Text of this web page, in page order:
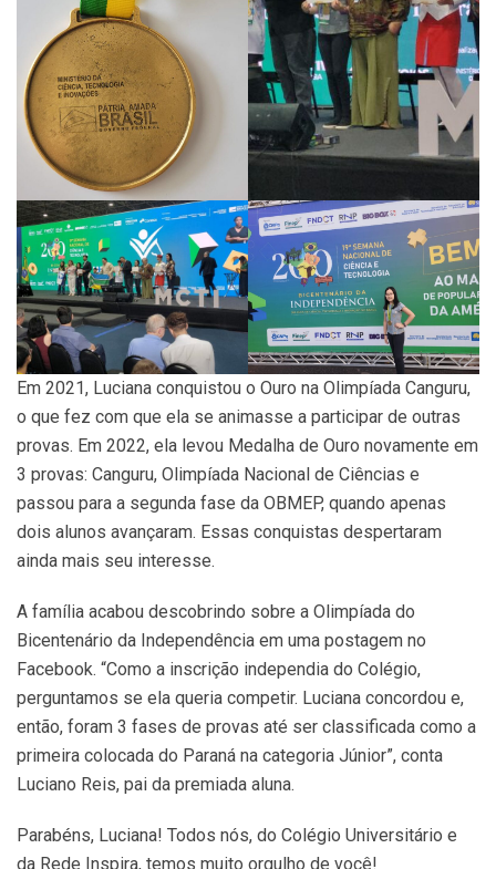
Em 2021, Luciana conquistou o Ouro na Olimpíada Canguru,
o que fez com que ela se animasse a participar de outras
provas. Em 2022, ela levou Medalha de Ouro novamente em
3 provas: Canguru, Olimpíada Nacional de Ciências e
passou para a segunda fase da OBMEP, quando apenas
dois alunos avançaram. Essas conquistas despertaram
ainda mais seu interesse.
A família acabou descobrindo sobre a Olimpíada do
Bicentenário da Independência em uma postagem no
Facebook. “Como a inscrição independia do Colégio,
perguntamos se ela queria competir. Luciana concordou e,
então, foram 3 fases de provas até ser classificada como a
primeira colocada do Paraná na categoria Júnior”, conta
Luciano Reis, pai da premiada aluna.
Parabéns, Luciana! Todos nós, do Colégio Universitário e
da Rede Inspira, temos muito orgulho de você!